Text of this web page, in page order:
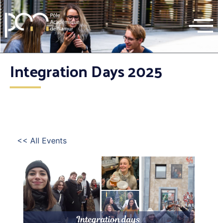
Integration Days 2025
<< All Events